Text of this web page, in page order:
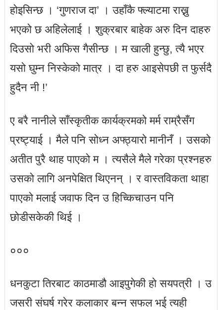
होइसिन्छ । ‘गुणराज दा’ । उहाँकै फ्ल्याटमा राख्नु
भएको छ अहिलेलाई । शुक्रबार बाहेक अरु दिन दाहरु
दिउसो भरी अफिस गैसीन्छ । म खाली हुन्छु, त्यै भएर
यसो घुम्न निस्केको मात्र । दा हरु आइसेपछी त फुर्सदै
हुदैन नी !’
ए बरै नानीले साँस्कृतीक कार्यक्रमको मर्म राम्रैसँग
प्रष्ट्याई । मैले पनि सोध्न अफ्ठ्यारो मानीनँ । उसको
अतीत पुरै थाह पाएको म । त्यसैले मैले गरेका प्रश्नहरु
उसको लागि अनपेक्षित थिएनन् । र वास्तविकता थाहा
पाएको मलाई जवाफ दिन उ हिच्किचाउन पनि
छोडीसकेकी थिई ।
०००
धनकुटा तिरबाट काठमाडौ आइपुगेकी हो सयपत्री । उ
जसरी संघर्ष गरेर कलाकार बन्न सफल भई त्यही